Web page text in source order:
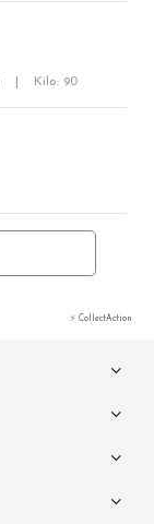
Kilo: 90
⚡ CollectAction